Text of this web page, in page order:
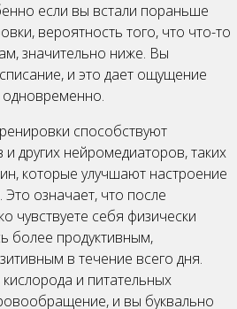
если вы встали пораньше
вероятность того, что что-то
значительно ниже. Вы
и это дает ощущение
способствуют
других нейромедиаторов, таких
которые улучшают настроение
означает, что после
чувствуете себя физически
более продуктивным,
в течение всего дня.
и питательных
и вы буквально